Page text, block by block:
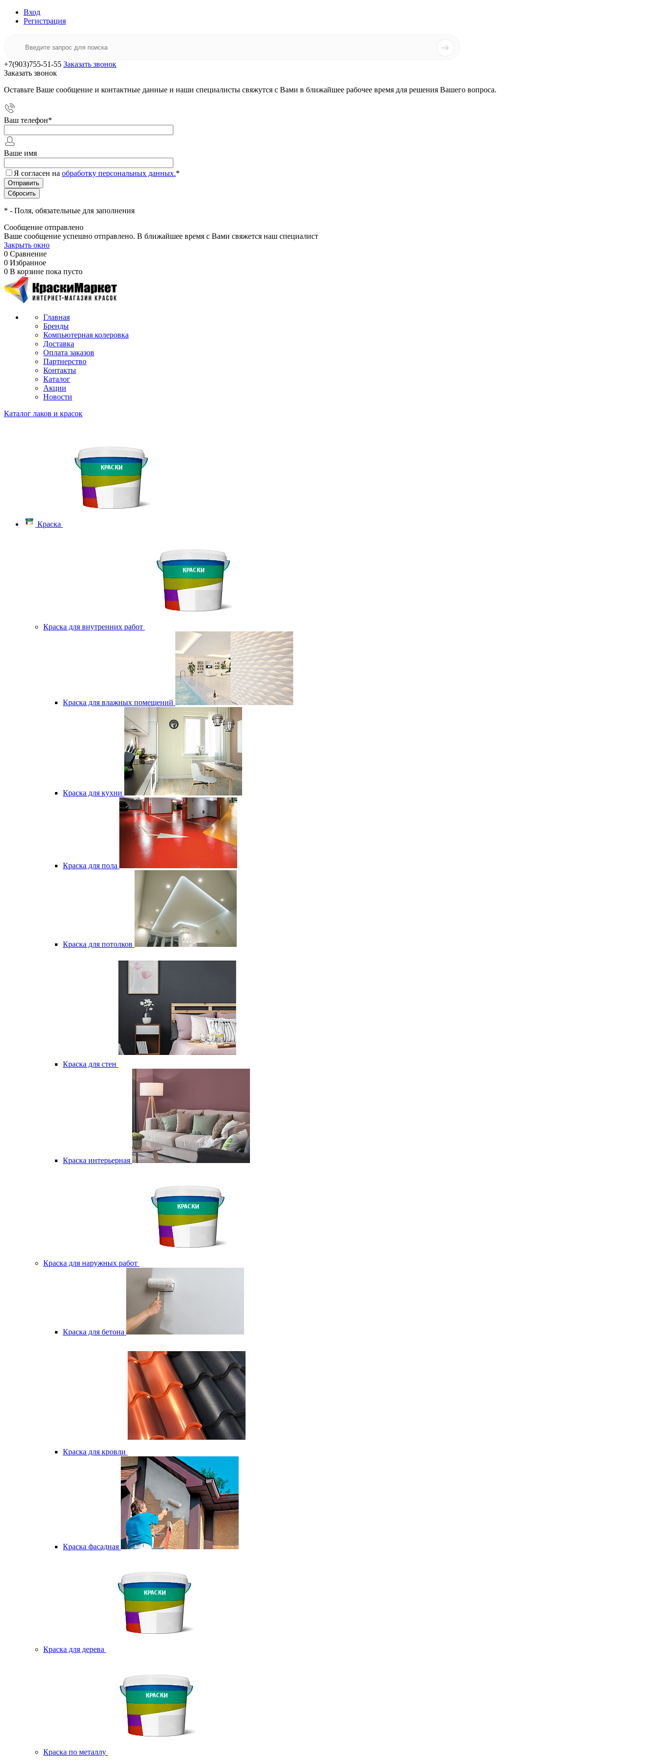
Вход
Регистрация
+7(903)755-51-55 Заказать звонок
Заказать звонок
Оставьте Ваше сообщение и контактные данные и наши специалисты свяжутся с Вами в ближайшее рабочее время для решения Вашего вопроса.
Ваш телефон*
Ваше имя
Я согласен на обработку персональных данных.*
* - Поля, обязательные для заполнения
Сообщение отправлено
Ваше сообщение успешно отправлено. В ближайшее время с Вами свяжется наш специалист
Закрыть окно
0 Сравнение
0 Избранное
0 В корзине пока пусто
Главная
Бренды
Компьютерная колеровка
Доставка
Оплата заказов
Партнерство
Контакты
Каталог
Акции
Новости
Каталог лаков и красок
Краска
Краска для внутренних работ
Краска для влажных помещений
Краска для кухни
Краска для пола
Краска для потолков
Краска для стен
Краска интерьерная
Краска для наружных работ
Краска для бетона
Краска для кровли
Краска фасадная
Краска для дерева
Краска по металлу